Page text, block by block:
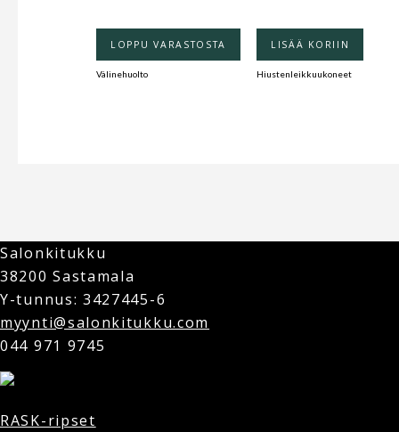
LOPPU VARASTOSTA
Välinehuolto
LISÄÄ KORIIN
Hiustenleikkuukoneet
Salonkitukku
38200 Sastamala
Y-tunnus: 3427445-6
myynti@salonkitukku.com
044 971 9745
RASK-ripset